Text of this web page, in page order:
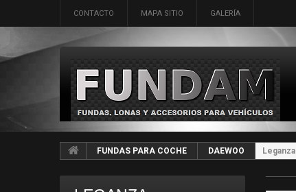
CONTACTO MAPA SITIO GALERÍA
FUNDAS PARA COCHE DAEWOO Leganza